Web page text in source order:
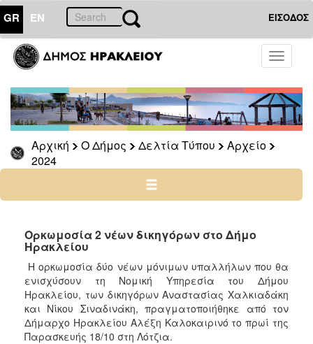
GR EN ΕΙΣΟΔΟΣ
Toggle
Αρχική Ο Δήμος Δελτία Τύπου
Αρχείο
2024
ΔΗΜΟΣ
Δελτία
Τύπου
Αρχείο
2026
2025
2022
2021
2020
2019
2018
2017
Ορκωμοσία 2 νέων δικηγόρων στο Δήμο
Ηρακλείου
Η ορκωμοσία δύο νέων μόνιμων υπαλλήλων που θα
ενισχύσουν τη Νομική Υπηρεσία του Δήμου
Ηρακλείου, των δικηγόρων Αναστασίας Χαλκιαδάκη
και Νίκου Σιναδινάκη, πραγματοποιήθηκε από τον
Δήμαρχο Ηρακλείου Αλέξη Καλοκαιρινό το πρωί της
Παρασκευής 18/10 στη Λότζια.